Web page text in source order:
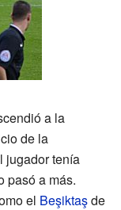
a la
de la
jugador tenía
pasó a más.
el Beşiktaşde